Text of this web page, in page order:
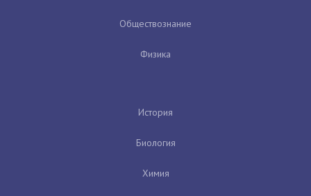
Обществознание
Физика
История
Биология
Химия